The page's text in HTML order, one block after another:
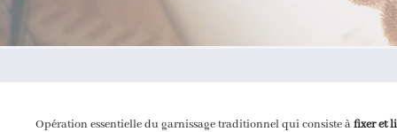
Opération essentielle du garnissage traditionnel qui consiste àfixer et